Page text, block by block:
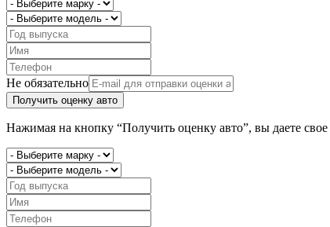
Не обязательно
Получить оценку авто
Нажимая на кнопку “Получить оценку авто”, вы даете свое